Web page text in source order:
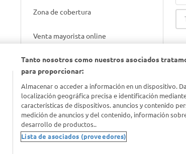
Zona de cobertura
Venta mayorista online
Gift cards empresariales
Tanto nosotros como nuestros asociados
para proporcionar:
Almacenar o acceder a información en un dispositivo.
localización geográfica precisa e identificación
características de dispositivos. anuncios y contenido
medición de anuncios y del contenido, información
desarrollo de productos..
Lista de asociados (proveedores)